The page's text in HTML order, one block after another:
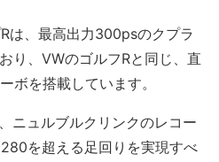
は、最高出力300psのクプラ
り、VWのゴルフRと同じ、直
ボを搭載しています。
ニュルブルクリンクのレコー
を超える足回りを実現すべ